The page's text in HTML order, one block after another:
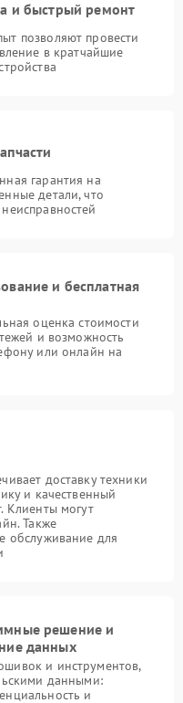
и быстрый ремонт
позволяют провести
в кратчайшие
гарантия на
детали, что
и бесплатная
оценка стоимости
и возможность
или онлайн на
доставку техники
и качественный
Клиенты могут
Также
обслуживание для
решение и
данных
и инструментов,
данными:
и